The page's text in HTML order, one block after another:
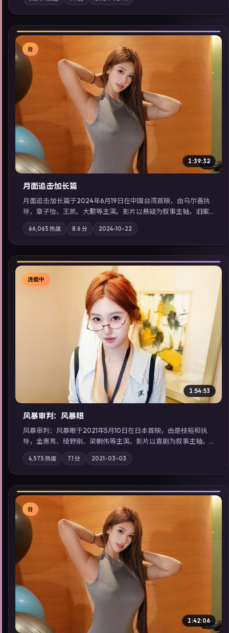
地域气质；站内亦可通过「国产免费观看高清电视剧在线看」延
展检索同类型高分佳作，畅享高清在线追剧体验。
▶
台
1:39:32
月面追击·加长篇
月面追击·加长篇于2024年6月19日在中国台湾首映，由乌尔善执
导，章子怡、王凯、大鹏等主演。影片以悬疑为叙事主轴，旧案
重提，真相与谎言在同一条时间线上交锋；摄影与配乐强化地域
气质；站内亦可通过「国产免费观看高清电视剧在线看」延展检
索同类型高分佳作，畅享高清在线追剧体验。
66,065 热度 8.6 分 2024-10-22
▶
连载中
1:54:53
风暴审判：风暴眼
风暴审判：风暴眼于2021年5月10日在日本首映，由是枝裕和执
导，金惠秀、绫野刚、梁朝伟等主演。影片以喜剧为叙事主轴，
边境小镇的平静被一封匿名信彻底打破；摄影与配乐强化地域气
质；站内亦可通过「国产免费观看高清电视剧在线看」延展检索
同类型高分佳作，畅享高清在线追剧体验。
4,575 热度 7.1 分 2021-03-03
▶
台
1:42:06